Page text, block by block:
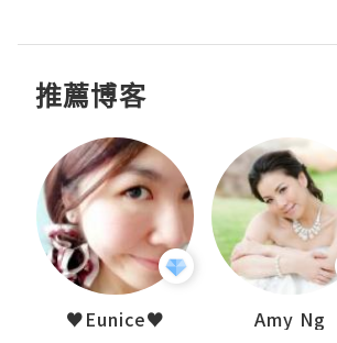
推薦博客
♥Eunice♥ Amy Ng